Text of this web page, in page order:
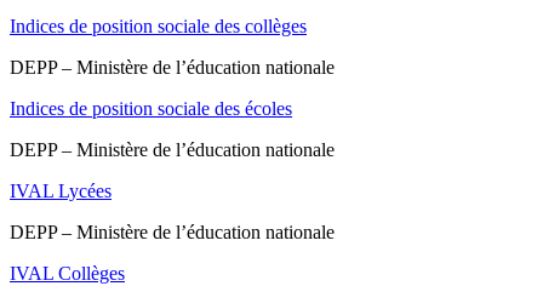
Indices de position sociale des collèges
DEPP – Ministère de l’éducation nationale
Indices de position sociale des écoles
DEPP – Ministère de l’éducation nationale
IVAL Lycées
DEPP – Ministère de l’éducation nationale
IVAL Collèges